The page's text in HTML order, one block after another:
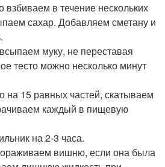
взбиваем в течение нескольких
сахар. Добавляем сметану и
муку, не переставая
тесто можно несколько минут
на 15 равных частей, скатываем
каждый в пищевую
на 2-3 часа.
вишню, если она была